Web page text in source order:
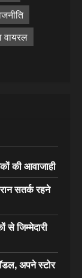
वायरल
की आवाजाही
सतर्क रहने
से जिम्मेदारी
अपने स्टोर